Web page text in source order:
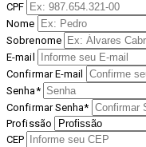
CPF
Nome
Sobrenome
E-mail
Confirmar E-mail
Senha*
Confirmar Senha*
Profissão
CEP